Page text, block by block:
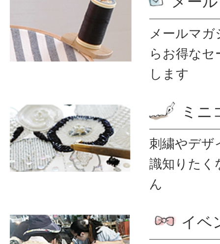
メールマ
ら お得なセ
します
ミニ
刺繍やデザ
識知りたく
ん
イベ